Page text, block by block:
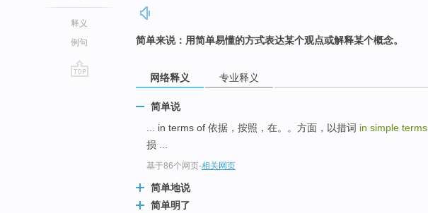
释义
例句
简单来说：用简单易懂的方式表达某个观点或解释某个概念。
网络释义 专业释义
简单说
... in terms of 依据，按照，在。。方面，以措词 in simple terms
损 ...
基于86个网页-相关网页
简单地说
简单明了